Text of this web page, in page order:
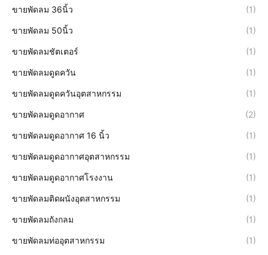
ขายพัดลม 36นิ้ว (1)
ขายพัดลม 50นิ้ว (1)
ขายพัดลมชัตเตอร์ (1)
ขายพัดลมดูดควัน (1)
ขายพัดลมดูดควันอุตสาหกรรม (1)
ขายพัดลมดูดอากาศ (2)
ขายพัดลมดูดอากาศ 16 นิ้ว (1)
ขายพัดลมดูดอากาศอุตสาหกรรม (1)
ขายพัดลมดูดอากาศโรงงาน (1)
ขายพัดลมติดผนังอุตสาหกรรม (1)
ขายพัดลมถังกลม (1)
ขายพัดลมท่ออุตสาหกรรม (1)